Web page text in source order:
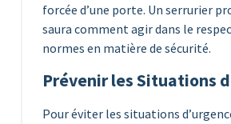
forcée d’une porte. Un serrurier
saura comment agir dans le
normes en matière de sécurité.
Prévenir les Situations
Pour éviter les situations